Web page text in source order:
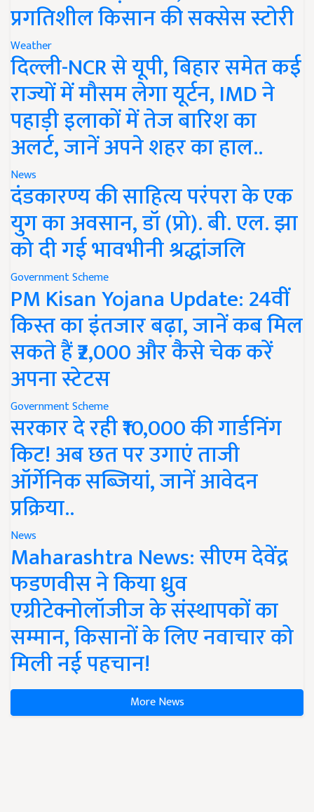
प्रगतिशील किसान की सक्सेस स्टोरी
Weather
दिल्ली-NCR से यूपी, बिहार समेत कई
राज्यों में मौसम लेगा यूर्टन, IMD ने
पहाड़ी इलाकों में तेज बारिश का
अलर्ट, जानें अपने शहर का हाल..
News
दंडकारण्य की साहित्य परंपरा के एक
युग का अवसान, डॉ (प्रो). बी. एल. झा
को दी गई भावभीनी श्रद्धांजलि
Government Scheme
PM Kisan Yojana Update: 24वीं
किस्त का इंतजार बढ़ा, जानें कब मिल
सकते हैं ₹2,000 और कैसे चेक करें
अपना स्टेटस
Government Scheme
सरकार दे रही ₹10,000 की गार्डनिंग
किट! अब छत पर उगाएं ताजी
ऑर्गेनिक सब्जियां, जानें आवेदन
प्रक्रिया..
News
Maharashtra News: सीएम देवेंद्र
फडणवीस ने किया ध्रुव
एग्रीटेक्नोलॉजीज के संस्थापकों का
सम्मान, किसानों के लिए नवाचार को
मिली नई पहचान!
More News